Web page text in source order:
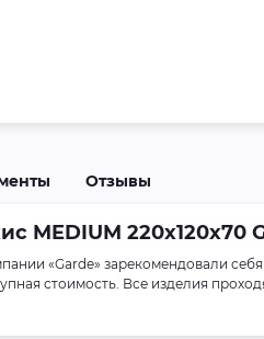
Отзывы
MEDIUM 220х120х70
«Garde» зарекомендовали
стоимость. Все изделия